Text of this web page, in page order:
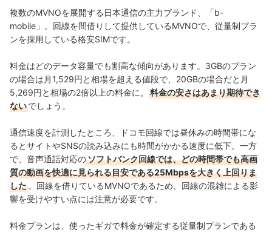
に、モバイルだけでなく10社以上の戸建て・マンション
向けの光回線の通信速度・速度制限も調査している。 ま
た通信サービスだけでなく、ファイナンシャルプランナ
ーの視点含めて電気代など固定費支出見直しのガイドも
高山健次のプロフィール
複数のMVNOを展開する日本通信の主力ブランド、「b-
mobile」。回線を間借りして提供しているMVNOで、従量制プラ
ンを採用している格安SIMです。
料金はどのデータ容量でも割高な傾向があります。3GBのプラン
の場合は月1,529円と相場を超える値段で、20GBの場合だと月
5,269円と相場の2倍以上の料金に。
料金の安さはあまり期待でき
ないでしょう。
通信速度を計測したところ、ドコモ回線では昼休みの時間帯にな
るとサイトやSNSの読み込みにも時間がかかる速度に低下。一方
で、音声通話対応のソフトバンク回線では、どの時間帯でも高画
質の動画を快適に見られる目安である25Mbpsを大きく上回りま
した 。回線を借りているMVNOであるため、回線の混雑による影
響を受けやすい点には注意が必要です。
料金プランは、使ったギガで料金が確定する従量制プランである